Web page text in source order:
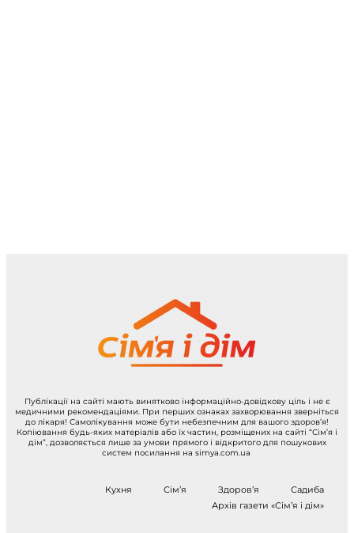
Публікації на сайті мають винятково інформаційно-довідкову ціль і не є
медичними рекомендаціями. При перших ознаках захворювання зверніться
до лікаря! Самолікування може бути небезпечним для вашого здоров’я!
Копіювання будь-яких матеріалів або їх частин, розміщених на сайті “Сім’я і
дім”, дозволяється лише за умови прямого і відкритого для пошукових
систем посилання на simya.com.ua
Кухня Сім’я Здоров’я
Садиба
Архів газети «Сім’я і дім»